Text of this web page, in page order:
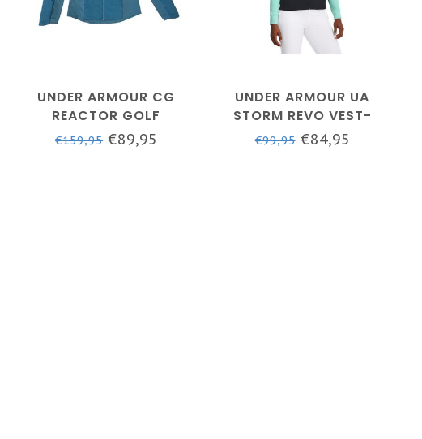
UNDER ARMOUR CG
REACTOR GOLF
HYBRID- BLUE FLANNEL /
/ REFLECTIVE
€159,95€89,95
UNDER ARMOUR UA
STORM REVO VEST-
BLACK / / METALLIC
€99,95€84,95